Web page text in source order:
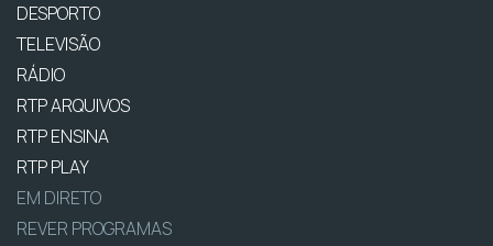
DESPORTO
TELEVISÃO
RÁDIO
RTP ARQUIVOS
RTP ENSINA
RTP PLAY
EM DIRETO
REVER PROGRAMAS